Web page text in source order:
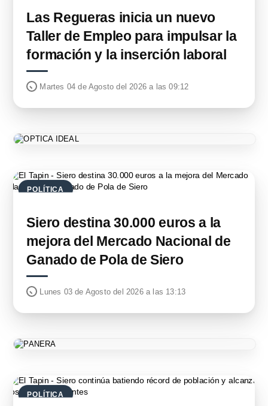
Las Regueras inicia un nuevo
Taller de Empleo para impulsar la
formación y la inserción laboral
Martes 04 de Agosto del 2026 a las 09:12
POLÍTICA
Siero destina 30.000 euros a la
mejora del Mercado Nacional de
Ganado de Pola de Siero
Lunes 03 de Agosto del 2026 a las 13:13
POLÍTICA